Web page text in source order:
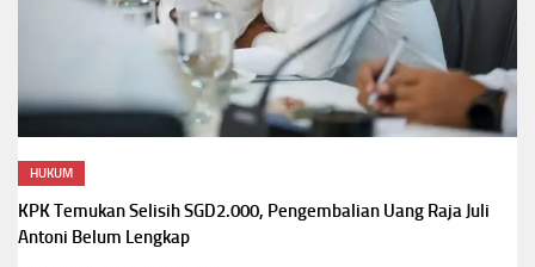
HUKUM
KPK Temukan Selisih SGD2.000, Pengembalian Uang Raja Juli
Antoni Belum Lengkap